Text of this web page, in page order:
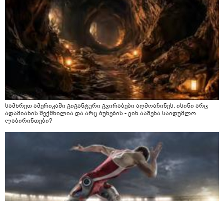
სამხრეთ ამერიკაში გიგანტური გვირაბები აღმოაჩინეს: ისინი არც
ადამიანის შექმნილია და არც ბუნების - ვინ ააშენა საიდუმლო
ლაბირინთები?